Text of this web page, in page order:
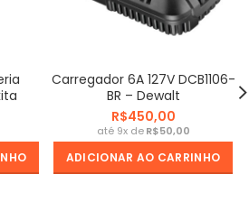
Carregador 6A 127V DCB1106-
BR – Dewalt
R$
R$
ADICIONAR AO CARRINHO